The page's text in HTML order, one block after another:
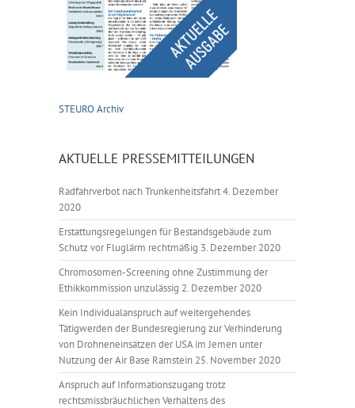
STEURO Archiv
AKTUELLE PRESSEMITTEILUNGEN
Radfahrverbot nach Trunkenheitsfahrt4. Dezember
2020
Erstattungsregelungen für Bestandsgebäude zum
Schutz vor Fluglärm rechtmäßig 3. Dezember 2020
Chromosomen-Screening ohne Zustimmung der
Ethikkommission unzulässig 2. Dezember 2020
Kein Individualanspruch auf weitergehendes
Tätigwerden der Bundesregierung zur Verhinderung
von Drohneneinsätzen der USA im Jemen unter
Nutzung der Air Base Ramstein 25. November 2020
Anspruch auf Informationszugang trotz
rechtsmissbräuchlichen Verhaltens des